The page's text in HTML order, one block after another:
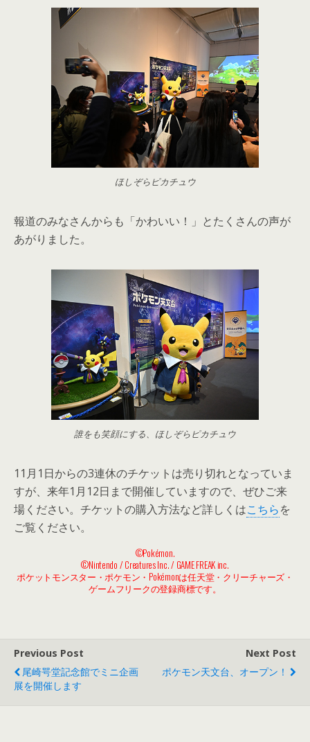
ほしぞらピカチュウ
報道のみなさんからも「かわいい！」とたくさんの声が
あがりました。
誰をも笑顔にする、ほしぞらピカチュウ
11月1日からの3連休のチケットは売り切れとなっていま
すが、来年1月12日まで開催していますので、ぜひご来
場ください。チケットの購入方法など詳しくはこちらを
ご覧ください。
©Pokémon.
©Nintendo / Creatures Inc. / GAME FREAK inc.
ポケットモンスター・ポケモン・Pokémonは任天堂・クリーチャーズ・
ゲームフリークの登録商標です。
Previous Post
尾崎咢堂記念館でミニ企画
展を開催します
Next Post
ポケモン天文台、オープン！